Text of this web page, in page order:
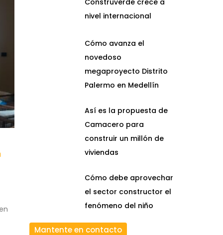
Construverde crece a
nivel internacional
Cómo avanza el
novedoso
megaproyecto Distrito
Palermo en Medellín
Así es la propuesta de
Camacero para
construir un millón de
viviendas
Cómo debe aprovechar
el sector constructor el
fenómeno del niño
Mantente en contacto